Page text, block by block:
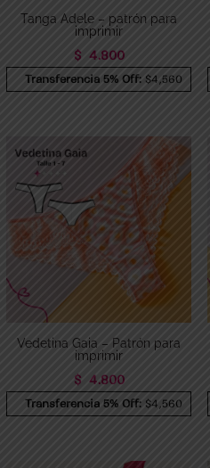
Tanga Adele – patrón para
imprimir
$ 4.800
Transferencia 5% Off: $4,560
Vedetina Gaia – Patrón para
imprimir
$ 4.800
Transferencia 5% Off: $4,560